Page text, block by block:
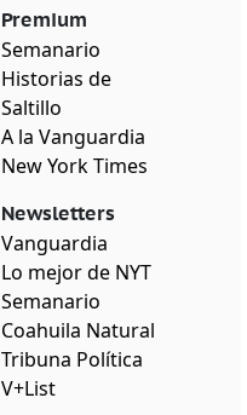
Premium
Semanario
Historias de
Saltillo
A la Vanguardia
New York Times
Newsletters
Vanguardia
Lo mejor de NYT
Semanario
Coahuila Natural
Tribuna Política
V+List